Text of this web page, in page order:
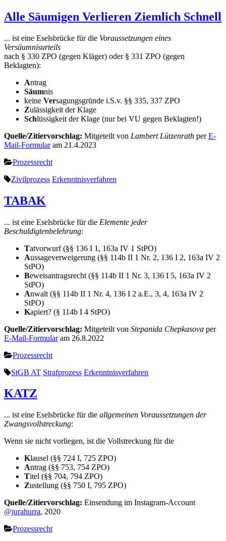
Alle Säumigen Verlieren Ziemlich Schnell
... ist eine Eselsbrücke für die Voraussetzungen eines
Versäumnisurteils
nach § 330 ZPO (gegen Kläger) oder § 331 ZPO (gegen
Beklagten):
Antrag
Säumnis
keine Versagungsgründe i.S.v. §§ 335, 337 ZPO
Zulässigkeit der Klage
Schlüssigkeit der Klage (nur bei VU gegen Beklagten!)
Quelle/Zitiervorschlag: Mitgeteilt von Lambert Lützenrath perE-
Mail-Formularam 21.4.2023
Prozessrecht
Zivilprozess Erkenntnisverfahren
TABAK
... ist eine Eselsbrücke für die Elemente jeder
Beschuldigtenbelehrung:
Tatvorwurf (§§ 136 I 1, 163a IV 1 StPO)
Aussageverweigerung (§§ 114b II 1 Nr. 2, 136 I 2, 163a IV 2
StPO)
Beweisantragsrecht (§§ 114b II 1 Nr. 3, 136 I 5, 163a IV 2
StPO)
Anwalt (§§ 114b II 1 Nr. 4, 136 I 2 a.E., 3, 4, 163a IV 2
StPO)
Kapiert? (§ 114b I 4 StPO)
Quelle/Zitiervorschlag: Mitgeteilt von Stepanida Chepkasova per
E-Mail-Formularam 26.8.2022
Prozessrecht
StGB AT Strafprozess Erkenntnisverfahren
KATZ
... ist eine Eselsbrücke für die allgemeinen Voraussetzungen der
Zwangsvollstreckung:
Wenn sie nicht vorliegen, ist die Vollstreckung für die
Klausel (§§ 724 I, 725 ZPO)
Antrag (§§ 753, 754 ZPO)
Titel (§§ 704, 794 ZPO)
Zustellung (§§ 750 I, 795 ZPO)
Quelle/Zitiervorschlag: Einsendung im Instagram-Account
@jurahurra, 2020
Prozessrecht